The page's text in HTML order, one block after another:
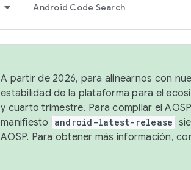
Android Code Search
A partir de 2026, para alinearnos con
estabilidad de la plataforma para el
y cuarto trimestre. Para compilar el
manifiesto android-latest-release
AOSP. Para obtener más información,